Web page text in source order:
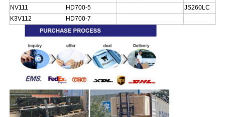
NV111
HD700-5
JS260LC
K3V112
HD700-7